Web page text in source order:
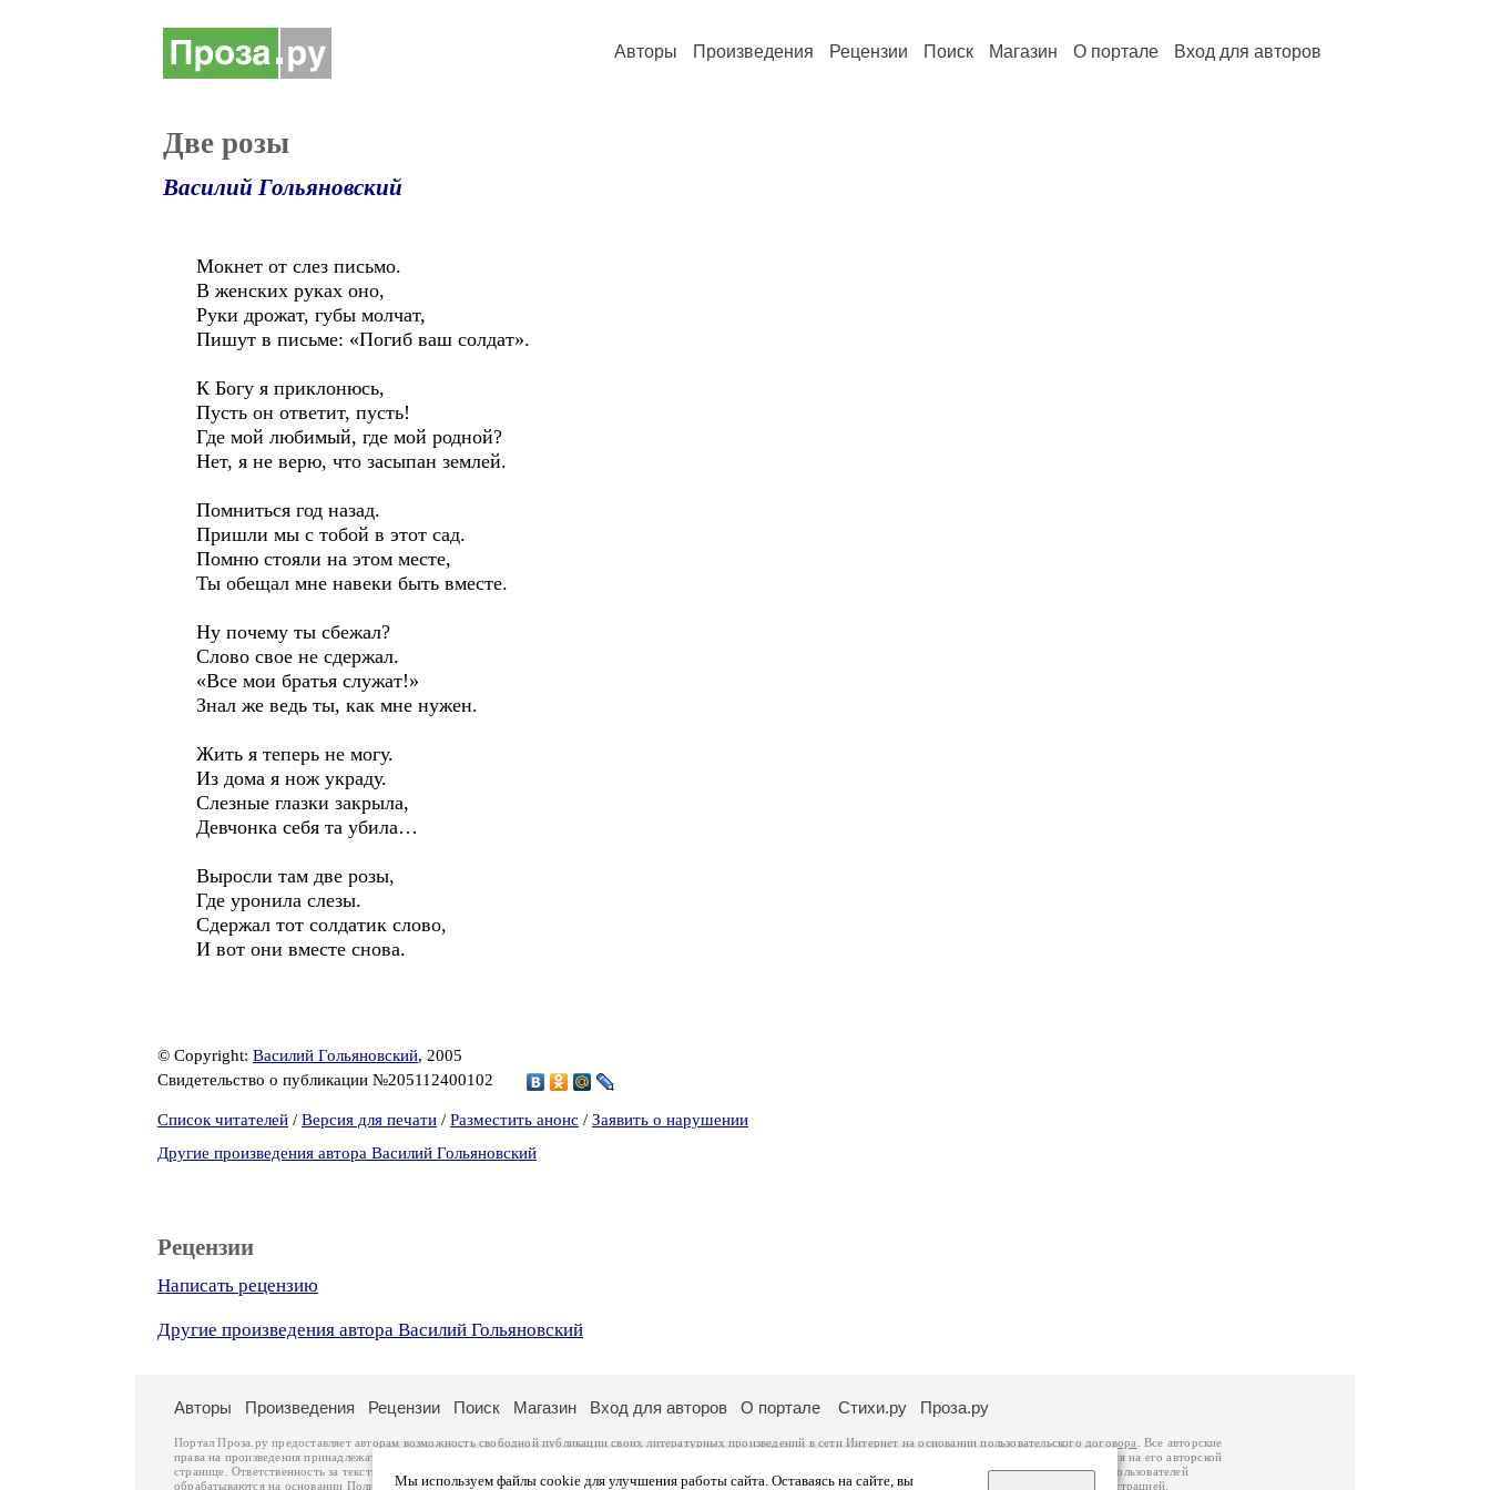
Авторы Произведения Рецензии Поиск Магазин О портале Вход для авторов
Две розы
Василий Гольяновский
Мокнет от слез письмо.
В женских руках оно,
Руки дрожат, губы молчат,
Пишут в письме: «Погиб ваш солдат».
К Богу я приклонюсь,
Пусть он ответит, пусть!
Где мой любимый, где мой родной?
Нет, я не верю, что засыпан землей.
Помниться год назад.
Пришли мы с тобой в этот сад.
Помню стояли на этом месте,
Ты обещал мне навеки быть вместе.
Ну почему ты сбежал?
Слово свое не сдержал.
«Все мои братья служат!»
Знал же ведь ты, как мне нужен.
Жить я теперь не могу.
Из дома я нож украду.
Слезные глазки закрыла,
Девчонка себя та убила…
Выросли там две розы,
Где уронила слезы.
Сдержал тот солдатик слово,
И вот они вместе снова.
© Copyright: Василий Гольяновский, 2005
Свидетельство о публикации №205112400102
Список читателей / Версия для печати / Разместить анонс / Заявить о нарушении
Другие произведения автора Василий Гольяновский
Рецензии
Написать рецензию
Другие произведения автора Василий Гольяновский
Мы используем файлы cookie для улучшения работы сайта. Оставаясь на сайте, вы
Авторы Произведения Рецензии Поиск Магазин Вход для авторов О портале Стихи.ру Проза.ру
Портал Проза.ру предоставляет авторам возможность свободной публикации своих литературных произведений в сети Интернет на основаниипользовательского договора
. Все авторские
права на произведения принадлежат авторам и охраняются
. Перепечатка произведений возможна только с согласия его автора, к которому вы можете обратиться на его авторской
странице. Ответственность за тексты произведений авторы несут самостоятельно на основании
законодательства Российской Федерации. Данные пользователей
обрабатываются на основании Политики обработки персональных данных. Вы также можете посмотреть более подробнуюинформацию о портале связаться с администрацией